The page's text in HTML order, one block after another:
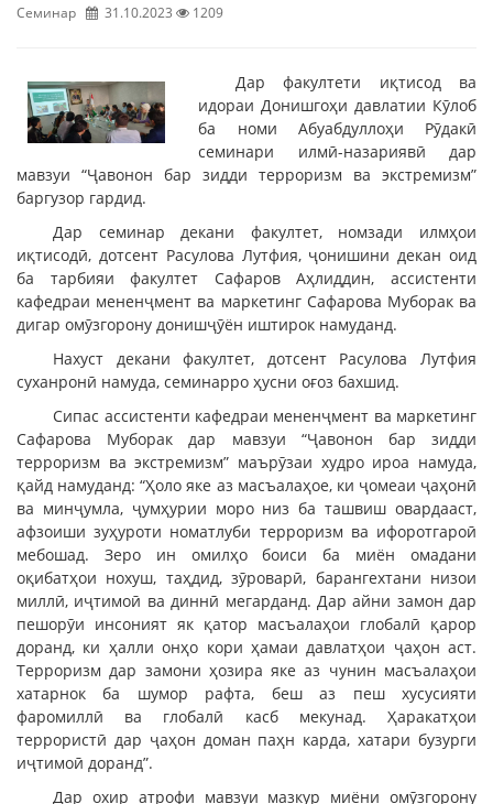
Семинар 31.10.2023 1209
Дар факултети иқтисод ва
идораи Донишгоҳи давлатии Кӯлоб
ба номи Абуабдуллоҳи Рӯдакӣ
семинари илмӣ-назариявӣ дар
мавзуи “Ҷавонон бар зидди терроризм ва экстремизм”
баргузор гардид.
Дар семинар декани факултет, номзади илмҳои
иқтисодӣ, дотсент Расулова Лутфия, ҷонишини декан оид
ба тарбияи факултет Сафаров Аҳлиддин, ассистенти
кафедраи мененҷмент ва маркетинг Сафарова Муборак ва
дигар омӯзгорону донишҷӯён иштирок намуданд.
Нахуст декани факултет, дотсент Расулова Лутфия
суханронӣ намуда, семинарро ҳусни оғоз бахшид.
Сипас ассистенти кафедраи мененҷмент ва маркетинг
Сафарова Муборак дар мавзуи “Ҷавонон бар зидди
терроризм ва экстремизм” маърӯзаи худро ироа намуда,
қайд намуданд: “Ҳоло яке аз масъалаҳое, ки ҷомеаи ҷаҳонӣ
ва минҷумла, ҷумҳурии моро низ ба ташвиш овардааст,
афзоиши зуҳуроти номатлуби терроризм ва ифоротгароӣ
мебошад. Зеро ин омилҳо боиси ба миён омадани
оқибатҳои нохуш, таҳдид, зӯроварӣ, барангехтани низои
миллӣ, иҷтимоӣ ва диннӣ мегарданд. Дар айни замон дар
пешорӯи инсоният як қатор масъалаҳои глобалӣ қарор
доранд, ки ҳалли онҳо кори ҳамаи давлатҳои ҷаҳон аст.
Терроризм дар замони ҳозира яке аз чунин масъалаҳои
хатарнок ба шумор рафта, беш аз пеш хусусияти
фаромиллӣ ва глобалӣ касб мекунад. Ҳаракатҳои
террористӣ дар ҷаҳон доман паҳн карда, хатари бузурги
иҷтимоӣ доранд”.
Дар охир атрофи мавзуи мазкур миёни омӯзгорону